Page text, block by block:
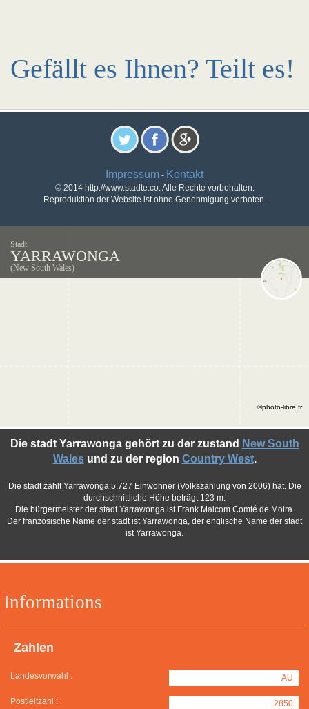
Gefällt es Ihnen? Teilt es!
Impressum - Kontakt
© 2014 http://www.stadte.co. Alle Rechte vorbehalten.
Reproduktion der Website ist ohne Genehmigung verboten.
Stadt
YARRAWONGA
(New South Wales)
Informations
Zahlen
Landesvorwahl : AU
Postleitzahl : 2850
Die stadt Yarrawonga gehört zu der zustand New South
Walesund zu der region Country West.
Die stadt zählt Yarrawonga 5.727 Einwohner (Volkszählung von 2006) hat. Die
durchschnittliche Höhe beträgt 123 m.
Die bürgermeister der stadt Yarrawonga ist Frank Malcom Comté de Moira.
Der französische Name der stadt ist Yarrawonga, der englische Name der stadt
ist Yarrawonga.
©photo-libre.fr